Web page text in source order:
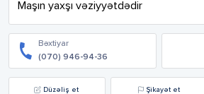
Maşın yaxşı vəziyyətdədir
Bəxtiyar
(070) 946-94-36
Düzəliş et Şikayət et